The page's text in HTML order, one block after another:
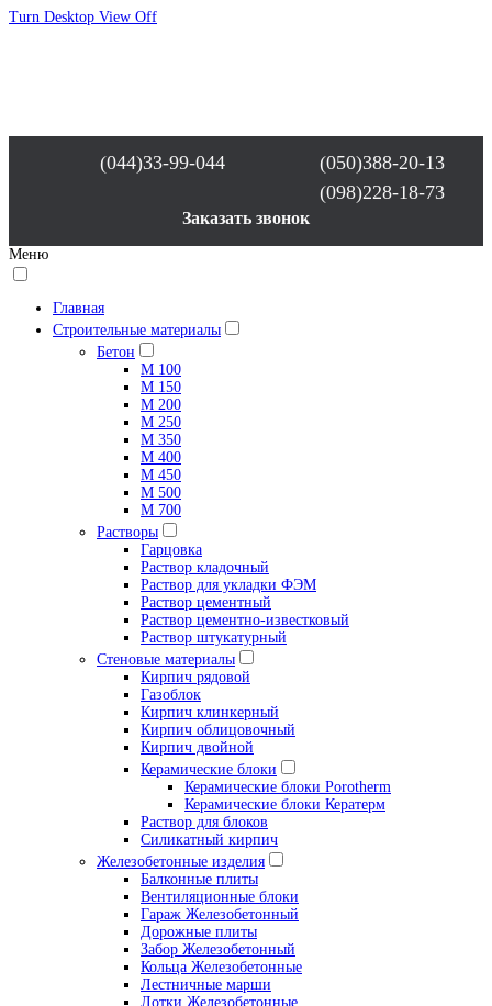
Turn Desktop View Off
(044)33-99-044
(050)388-20-13
(098)228-18-73
Заказать звонок
Меню
Главная
Строительные материалы
Бетон
М 100
М 150
М 200
М 250
М 350
М 400
М 450
М 500
М 700
Растворы
Гарцовка
Раствор кладочный
Раствор для укладки ФЭМ
Раствор цементный
Раствор цементно-известковый
Раствор штукатурный
Стеновые материалы
Кирпич рядовой
Газоблок
Кирпич клинкерный
Кирпич облицовочный
Кирпич двойной
Керамические блоки
Керамические блоки Porotherm
Керамические блоки Кератерм
Раствор для блоков
Силикатный кирпич
Железобетонные изделия
Балконные плиты
Вентиляционные блоки
Гараж Железобетонный
Дорожные плиты
Забор Железобетонный
Кольца Железобетонные
Лестничные марши
Лотки Железобетонные